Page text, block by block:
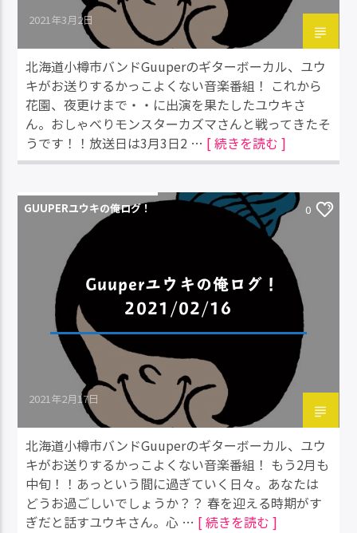
2021年3月2日
北海道小樽市バンドGuuperのギターボーカル、ユウ
キがお送りするかっこよくない音楽番組！ これから
花園、夜更けまで・・に出演を果たしたユウキさ
ん。おしゃべりモンスターカズマさんと戦ってきたそ
うです！！放送日は3月3日2 … [ 続きを読む ]
GUUPERユウキの俺ログ！ 0
Guuperユウキの俺ログ！
2021/02/16
2021年2月17日
北海道小樽市バンドGuuperのギターボーカル、ユウ
キがお送りするかっこよくない音楽番組！ もう2月も
中旬！！あっという間に過ぎていく日々。あなたは
どうお過ごしいでしょうか？？ 春を迎える時期がす
ぎだと話すユウキさん。心 … [ 続きを読む ]